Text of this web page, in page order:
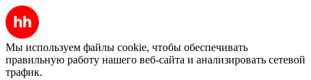
Мы используем файлы cookie, чтобы обеспечивать
правильную работу нашего веб-сайта и анализировать сетевой
трафик.